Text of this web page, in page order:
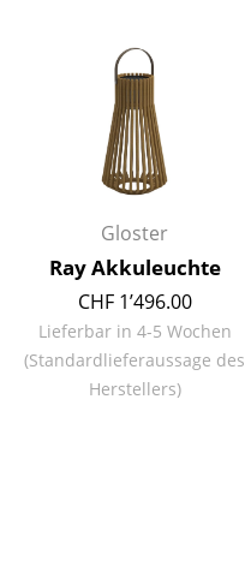
Tabletts
Büroutensilien
Aufbewahrungsboxen
Kissen
Teppiche
Vorhänge
Gloster
Ray Akkuleuchte
CHF 1’496.00
Lieferbar in 4-5 Wochen
(Standardlieferaussage des
Herstellers)